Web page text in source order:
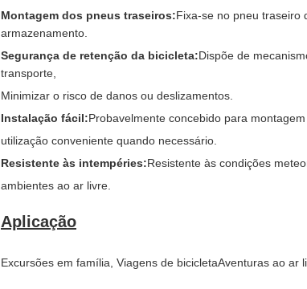
Montagem dos pneus traseiros:Fixa-se no pneu traseiro
armazenamento.
Segurança de retenção da bicicleta:Dispõe de
transporte,
Minimizar o risco de danos ou deslizamentos.
Instalação fácil:Probavelmente concebido para
utilização conveniente quando necessário.
Resistente às intempéries:Resistente às condições
ambientes ao ar livre.
Aplicação
Excursões em família , Viagens de bicicletaAventuras ao ar